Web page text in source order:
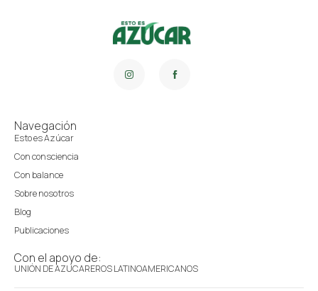
Navegación
Esto es Azúcar
Con consciencia
Con balance
Sobre nosotros
Blog
Publicaciones
Con el apoyo de:
UNIÓN DE AZUCAREROS LATINOAMERICANOS